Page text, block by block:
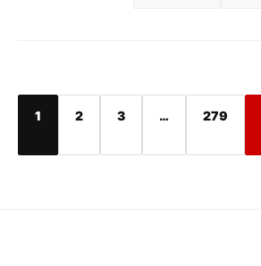
1 2 3 … 279